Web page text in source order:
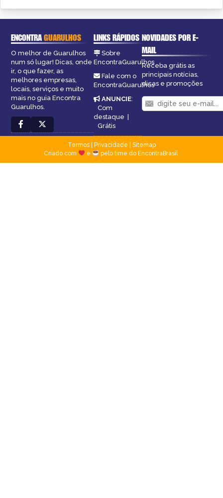
ENCONTRAGUARULHOS
O melhor de Guarulhos
num só lugar! Dicas, onde
ir, o que fazer, as
melhores empresas,
locais, serviços e muito
mais no guia Encontra
Guarulhos.
LINKS RÁPIDOS
Sobre
EncontraGuarulhos
Fale com o
EncontraGuarulhos
ANUNCIE:
Com
destaque |
Grátis
NOVIDADES POR E-
MAIL
Receba grátis as
principais notícias,
dicas e promoções
Termos| Privacidade
Sitemap
Criado com
e pelo time do EncontraBrasil